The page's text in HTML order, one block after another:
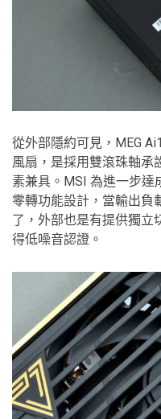
從外部隱約可見，MEG
風扇，是採用雙滾珠軸承
素兼具。MSI 為進一步達
零轉功能設計，當輸出負
了，外部也是有提供獨立
得低噪音認證。